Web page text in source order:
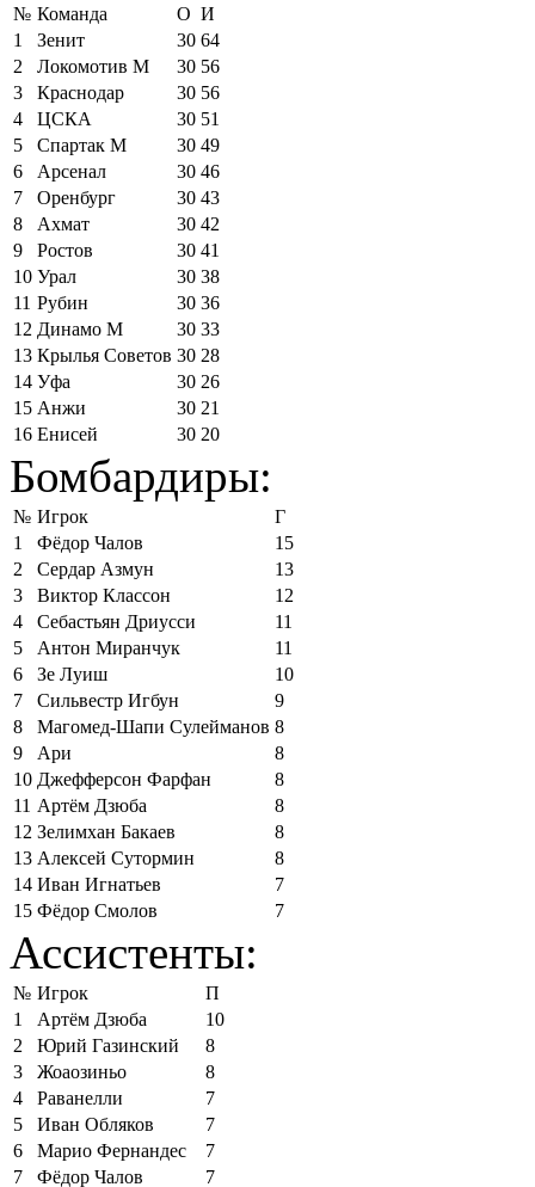
№ Команда О И
1
Зенит 30 64
2
Локомотив М 30 56
3
Краснодар 30 56
4
ЦСКА 30 51
5
Спартак М 30 49
6
Арсенал 30 46
7
Оренбург 30 43
8
Ахмат 30 42
9
Ростов 30 41
10 Урал 30 38
11 Рубин 30 36
12 Динамо М 30 33
13 Крылья Советов 30 28
14 Уфа 30 26
15 Анжи 30 21
16 Енисей 30 20
Бомбардиры:
№ Игрок
Г
1
Фёдор Чалов
15
2
Сердар Азмун
13
3
Виктор Классон
12
4
Себастьян Дриусси
11
5
Антон Миранчук
11
6
Зе Луиш
10
7
Сильвестр Игбун
9
8
Магомед-Шапи Сулейманов 8
9
Ари
8
10 Джефферсон Фарфан
8
11 Артём Дзюба
8
12 Зелимхан Бакаев
8
13 Алексей Сутормин
8
14 Иван Игнатьев
7
15 Фёдор Смолов 7
Ассистенты:
№ Игрок
П
1
Артём Дзюба
10
2
Юрий Газинский
8
3
Жоаозиньо
8
4
Раванелли
7
5
Иван Обляков
7
6
Марио Фернандес
7
7
Фёдор Чалов
7